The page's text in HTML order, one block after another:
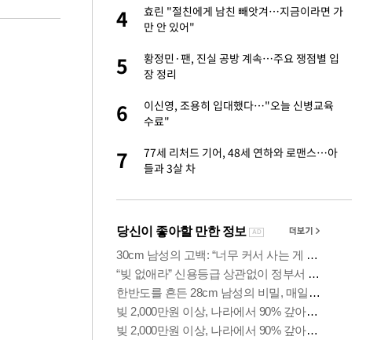
4
효린 "절친에게 남친 빼앗겨…지금이라면 가
만 안 있어"
5
황정민·팬, 진실 공방 계속…주요 쟁점별 입
장 정리
6
이신영, 조용히 입대했다…"오늘 신병교육
수료"
7
77세 리처드 기어, 48세 연하와 로맨스…아
들과 3살 차